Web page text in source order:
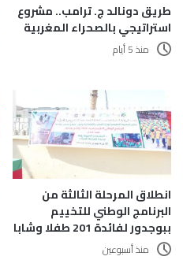
طريق دونالد ج. ترامب.. مشروع
استراتيجي بالصحراء المغربية
منذ 5 أيام
انطلاق المرحلة الثالثة من
البرنامج الوطني للتخييم
ببوجدور لفائدة 201 طفلا وشابا
منذ أسبوعين